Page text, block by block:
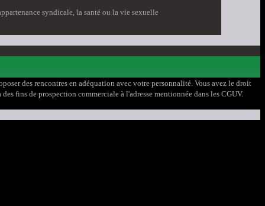
syndicale, la santé ou la vie sexuelle
des rencontres en adéquation avec votre personnalité. Vous avez le droit
fins de prospection commerciale à l'adresse mentionnée dans les CGUV.